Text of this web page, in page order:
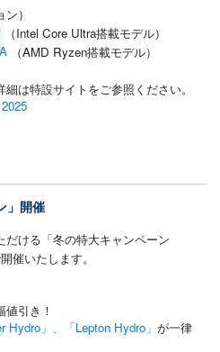
）
（Intel Core Ultra搭載モデル）
（AMD Ryzen搭載モデル）
は特設サイトをご参照ください。
」開催
ける「冬の特大キャンペーン
催いたします。
引き！
」、「Lepton Hydro」 が一律